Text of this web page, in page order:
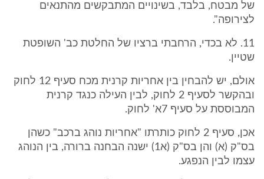
של מבטח, בלבד, בשינויים המתבקשים מהתנאים
לצירופה".
11. לא בכדי, הרחבתי ברציו של החלטת כב' השופטת
שטיין.
אולם, יש להבחין בין אחריות קרנית מכח סעיף 12 לחוק
ובהקשר לסעיף 2 לחוק, לבין העילה כנגד קרנית
המבוססת על סעיף 7א' לחוק.
אכן, סעיף 2 לחוק כותרתו "אחריות נוהג ברכב" כשהן
בס"ק (א) והן בס"ק (א1) ישנה הבחנה ברורה, בין הנוהג
עצמו לבין הנפגע.